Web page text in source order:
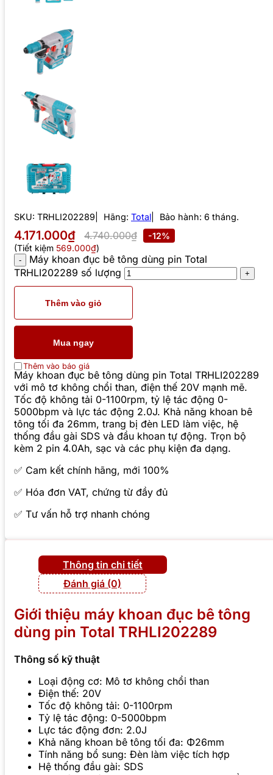
SKU: TRHLI202289 Hãng: Total Bảo hành: 6 tháng.
4.171.000₫ 4.740.000₫
-12%
(Tiết kiệm 569.000₫)
Máy khoan đục bê tông dùng pin Total
TRHLI202289 số lượng
Thêm vào giỏ
Mua ngay
Thêm vào báo giá
Máy khoan đục bê tông dùng pin Total TRHLI202289
với mô tơ không chổi than, điện thế 20V mạnh mẽ.
Tốc độ không tải 0-1100rpm, tỷ lệ tác động 0-
5000bpm và lực tác động 2.0J. Khả năng khoan bê
tông tối đa 26mm, trang bị đèn LED làm việc, hệ
thống đầu gài SDS và đầu khoan tự động. Trọn bộ
kèm 2 pin 4.0Ah, sạc và các phụ kiện đa dạng.
✅ Cam kết chính hãng, mới 100%
✅ Hóa đơn VAT, chứng từ đầy đủ
✅ Tư vấn hỗ trợ nhanh chóng
Thông tin chi tiết
Đánh giá (0)
Giới thiệu máy khoan đục bê tông
dùng pin Total TRHLI202289
Thông số kỹ thuật
Loại động cơ: Mô tơ không chổi than
Điện thế: 20V
Tốc độ không tải: 0-1100rpm
Tỷ lệ tác động: 0-5000bpm
Lực tác động đơn: 2.0J
Khả năng khoan bê tông tối đa: Φ26mm
Tính năng bổ sung: Đèn làm việc tích hợp
Hệ thống đầu gài: SDS